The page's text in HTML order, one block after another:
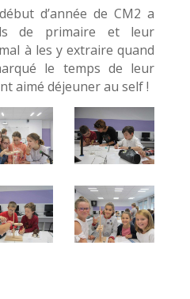
d’année de CM2 a
de primaire et leur
à les y extraire quand
le temps de leur
aimé déjeuner au self !